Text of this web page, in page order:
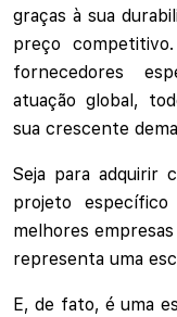
graças à sua
preço
fornecedores
atuação global,
sua crescente
Seja para adquirir
projeto
melhores
representa uma
E, de fato, é uma